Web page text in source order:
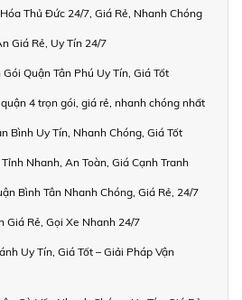
Thủ Đức 24/7, Giá Rẻ, Nhanh Chóng
Giá Rẻ, Uy Tín 24/7
Quận Tân Phú Uy Tín, Giá Tốt
4 trọn gói, giá rẻ, nhanh chóng nhất
Bình Uy Tín, Nhanh Chóng, Giá Tốt
Nhanh, An Toàn, Giá Cạnh Tranh
Bình Tân Nhanh Chóng, Giá Rẻ, 24/7
Giá Rẻ, Gọi Xe Nhanh 24/7
Uy Tín, Giá Tốt – Giải Pháp Vận